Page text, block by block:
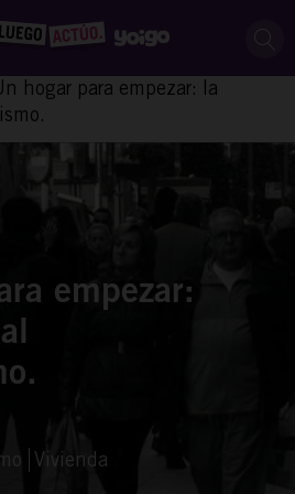
hogar para empezar: la
empezar:
Vivienda